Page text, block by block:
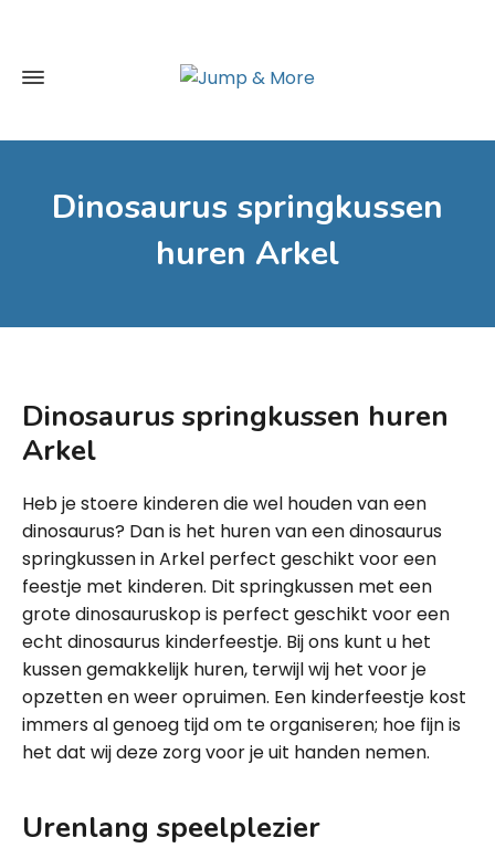
Dinosaurus springkussen
huren Arkel
Dinosaurus springkussen huren
Arkel
Heb je stoere kinderen die wel houden van een
dinosaurus? Dan is het huren van een dinosaurus
springkussen in Arkel perfect geschikt voor een
feestje met kinderen. Dit springkussen met een
grote dinosauruskop is perfect geschikt voor een
echt dinosaurus kinderfeestje. Bij ons kunt u het
kussen gemakkelijk huren, terwijl wij het voor je
opzetten en weer opruimen. Een kinderfeestje kost
immers al genoeg tijd om te organiseren; hoe fijn is
het dat wij deze zorg voor je uit handen nemen.
Urenlang speelplezier